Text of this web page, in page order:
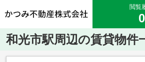
閲覧
0
和光市駅周辺の賃貸物件